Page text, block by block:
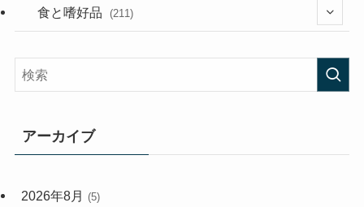
(282)
(33)
(56)
食と嗜好品 (211)
アーカイブ
2026年8月 (5)